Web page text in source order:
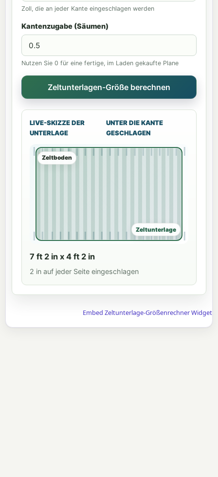
Zoll, die an jeder Kante eingeschlagen werden
Kantenzugabe (Säumen)
Nutzen Sie 0 für eine fertige, im Laden gekaufte Plane
LIVE-SKIZZE DER
UNTERLAGE
UNTER DIE KANTE
GESCHLAGEN
Zeltboden
Zeltunterlage
7 ft 2 in x 4 ft 2 in
2 in auf jeder Seite eingeschlagen
Embed Zeltunterlage-Größenrechner Widget